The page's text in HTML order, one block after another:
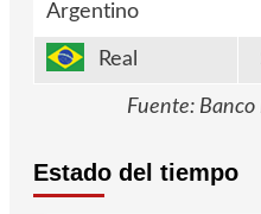
Argentino
Real
Fuente: Banco
Estado del tiempo